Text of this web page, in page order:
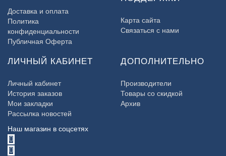
Доставка и оплата
Политика
конфиденциальности
Публичная Оферта
Карта сайта
Связаться с нами
ЛИЧНЫЙ КАБИНЕТ
Личный кабинет
История заказов
Мои закладки
Рассылка новостей
ДОПОЛНИТЕЛЬНО
Производители
Товары со скидкой
Архив
Наш магазин в соцсетях